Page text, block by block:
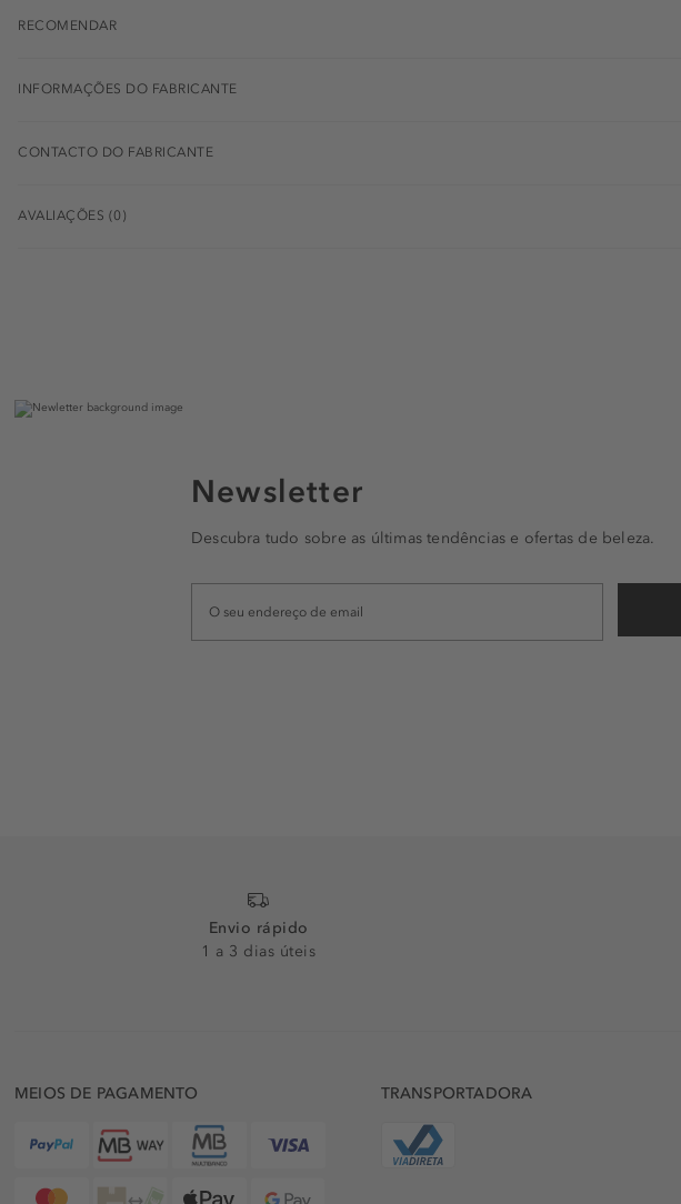
RECOMENDAR
INFORMAÇÕES DO FABRICANTE
CONTACTO DO FABRICANTE
AVALIAÇÕES (0)
Newsletter
Descubra tudo sobre as últimas tendências e ofertas de beleza.
Envio rápido
1 a 3 dias úteis
MEIOS DE PAGAMENTO TRANSPORTADORA